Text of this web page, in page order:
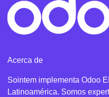
Acerca de
Sointem implementa Odoo
Latinoamérica. Somos